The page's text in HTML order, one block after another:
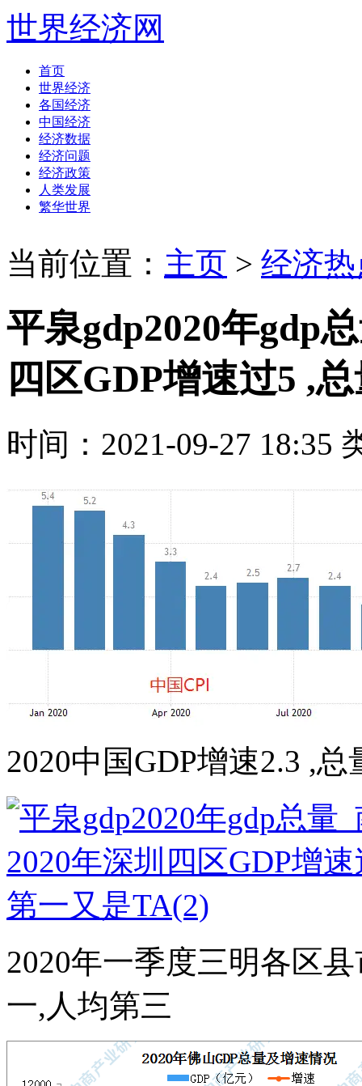
世界经济网
首页
世界经济
各国经济
中国经济
经济数据
经济问题
经济政策
人类发展
繁华世界
当前位置： 主页 > 经济
平泉gdp2020年gdp
四区GDP增速过5 ,
时间：2021-09-27 18:35
2020中国GDP增速2.3 ,总
2020年一季度三明各区
一,人均第三